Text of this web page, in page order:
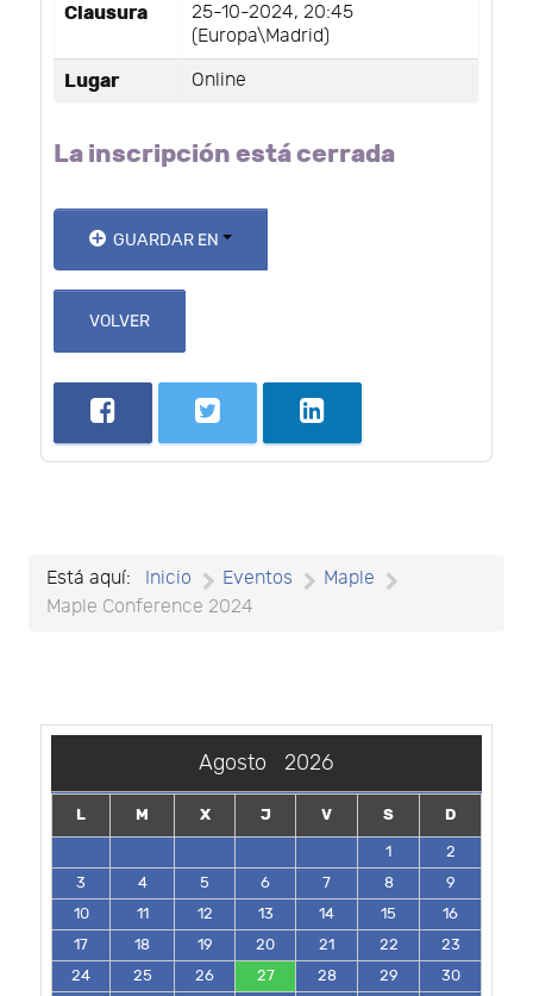
Clausura
25-10-2024, 20:45
(Europa\Madrid)
Lugar Online
La inscripción está cerrada
GUARDAR EN
VOLVER
Está aquí: Inicio Eventos
Maple
Maple Conference 2024
Agosto 2026
L M X J V S
D
1
2
3
4 5 6 7 8
9
10
11 12 13 14 15
16
17
18 19 20 21 22
23
24
25 26 27 28 29
30